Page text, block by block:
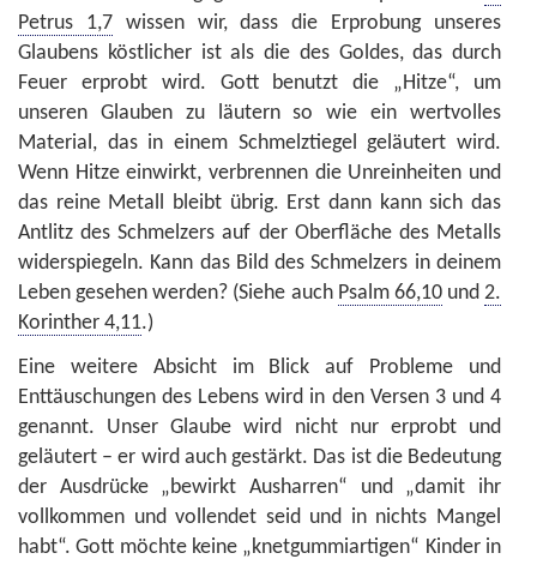
Petrus 1,7wissen wir, dass die Erprobung unseres
Glaubens köstlicher ist als die des Goldes, das durch
Feuer erprobt wird. Gott benutzt die „Hitze“, um
unseren Glauben zu läutern so wie ein wertvolles
Material, das in einem Schmelztiegel geläutert wird.
Wenn Hitze einwirkt, verbrennen die Unreinheiten und
das reine Metall bleibt übrig. Erst dann kann sich das
Antlitz des Schmelzers auf der Oberfläche des Metalls
widerspiegeln. Kann das Bild des Schmelzers in deinem
Leben gesehen werden? (Siehe auch Psalm 66,10und 2.
Korinther 4,11.)
Eine weitere Absicht im Blick auf Probleme und
Enttäuschungen des Lebens wird in den Versen 3 und 4
genannt. Unser Glaube wird nicht nur erprobt und
geläutert – er wird auch gestärkt. Das ist die Bedeutung
der Ausdrücke „bewirkt Ausharren“ und „damit ihr
vollkommen und vollendet seid und in nichts Mangel
habt“. Gott möchte keine „knetgummiartigen“ Kinder in